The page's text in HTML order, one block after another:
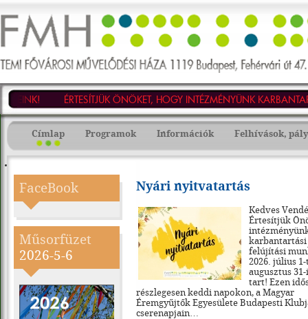
Fővárosi
Művelődési
Háza
-
1119
Budapest,
Fehérvári
út
47.
203-
3868,
Tel./fax:
203-
E-
mail:
fmh@fmhnet.hu
ÉRTESÍTJÜK ÖNÖKET, HOGY INTÉZMÉNYÜNK
Címlap Programok Információk Felhívások,
FaceBook
Műsorfüzet
2026-5-6
Nyári nyitvatartás
Kedves
Értesítjük
karbantartási
felújítási
2026. július
augusztus
tart! Ezen
részlegesen keddi napokon, a Magyar
Éremgyűjtők Egyesülete Budapesti
cserenapjain…